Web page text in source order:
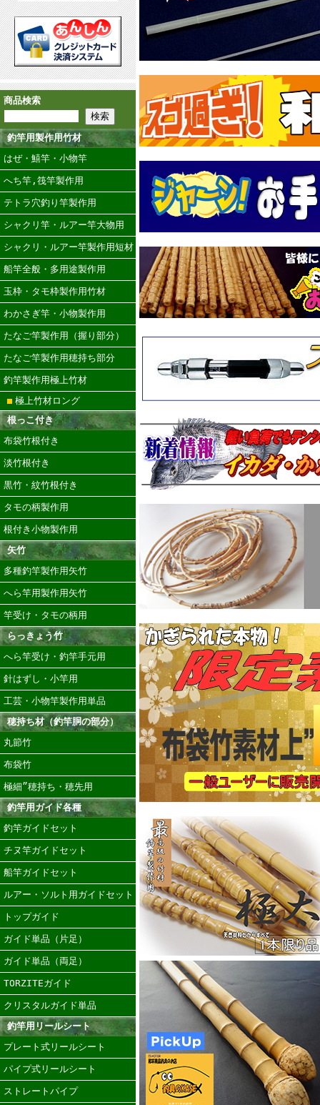
商品検索
釣竿用製作用竹材
はぜ・鱚竿・小物竿
へち竿,筏竿製作用
テトラ穴釣り竿製作用
シャクリ竿・ルアー竿大物用
シャクリ・ルアー竿製作用短材
船竿全般・多用途製作用
玉枠・タモ枠製作用竹材
わかさぎ竿・小物製作用
たなご竿製作用（握り部分）
たなご竿製作用穂持ち部分
釣竿製作用極上竹材
極上竹材ロング
根っこ付き
布袋竹根付き
淡竹根付き
黒竹・紋竹根付き
タモの柄製作用
根付き小物製作用
矢竹
多種釣竿製作用矢竹
へら竿用製作用矢竹
竿受け・タモの柄用
らっきょう竹
へら竿受け・釣竿手元用
針はずし・小竿用
工芸・小物竿製作用単品
穂持ち材（釣竿胴の部分）
丸節竹
布袋竹
極細”穂持ち・穂先用
釣竿用ガイド各種
釣竿ガイドセット
チヌ竿ガイドセット
船竿ガイドセット
ルアー・ソルト用ガイドセット
トップガイド
ガイド単品（片足）
ガイド単品（両足）
TORZITEガイド
クリスタルガイド単品
釣竿用リールシート
プレート式リールシート
パイプ式リールシート
ストレートパイプ